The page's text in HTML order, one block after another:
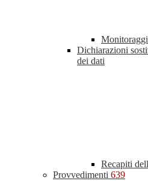
Dichiarazioni
dei dati
Recapiti
Provvedimenti 639